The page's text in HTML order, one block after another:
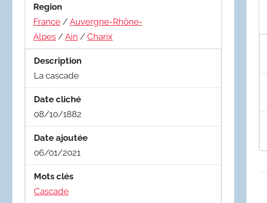
Region
France / Auvergne-Rhône-
Alpes / Ain / Charix
Description
La cascade
Date cliché
08/10/1882
Date ajoutée
06/01/2021
Mots clés
Cascade